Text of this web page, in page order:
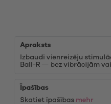
Apraksts
Izbaudi vienreizēju
Ball-R — bez vibrācijām
Īpašības
Skatiet īpašības mehr